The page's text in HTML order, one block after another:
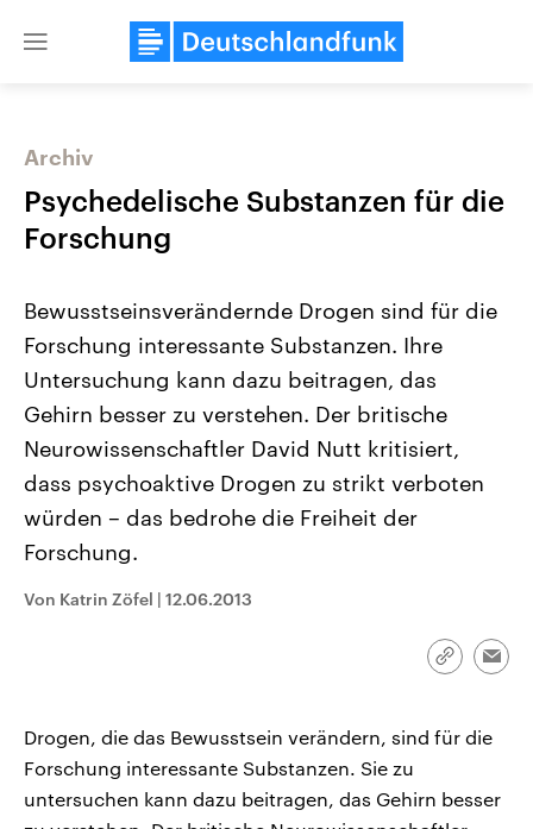
Close
Landtagswahl Sachsen-Anhalt
Alle Informationen
Sachsen-Anhalt wählt am 6.
September 2026 einen neuen
Landtag. Seit 2021 wird das
Bundesland von einer Koalition aus
CDU, SPD und FDP regiert.-
Umfragen, Prognosen,
und Hintergründe zu den Parteien
USA
Hintergründe
Wirtschaftlich und
gehören die Vereinigten
den mächtigsten Ländern
mit großem Einfluss auf
Sendungen Programm
Archiv
Psychedelische Substanzen für die
Forschung
Bewusstseinsverändernde Drogen sind für die
Forschung interessante Substanzen. Ihre
Untersuchung kann dazu beitragen, das
Gehirn besser zu verstehen. Der britische
Neurowissenschaftler David Nutt kritisiert,
dass psychoaktive Drogen zu strikt verboten
würden – das bedrohe die Freiheit der
Forschung.
Von Katrin Zöfel | 12.06.2013
Link
Drogen, die das Bewusstsein verändern, sind für die
Forschung interessante Substanzen. Sie zu
untersuchen kann dazu beitragen, das Gehirn besser